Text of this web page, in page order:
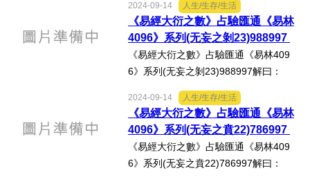
都市發展與都市建設
不利有攸往。」《易林‧无妄之復》：
「羿張鳥號，彀射天狼，鐘鼓不鳴，將
軍振旅，趙國雄勇，鬥死榮陽。...
2024-09-14 人生/生存/生活
《易經大衍之數》占驗匯通《易林
4096》系列(无妄之剝23)988997
《易經大衍之數》占驗匯通《易林409
6》系列(无妄之剝23)988997解曰：
之剝》：「行露之訟，貞女不行，君子
无食，使道壅塞。」心得分享：按徐芹
庭《焦氏易林新注》：「君...
2024-09-14 人生/生存/生活
《易經大衍之數》占驗匯通《易林
4096》系列(无妄之賁22)786997
《易經大衍之數》占驗匯通《易林409
6》系列(无妄之賁22)786997解曰：